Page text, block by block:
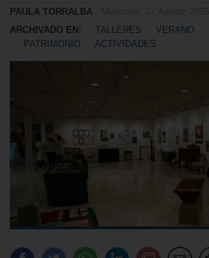
PAULA TORRALBA
ARCHIVADO EN:
TALLERES VERANO
PATRIMONIO
ACTIVIDADES